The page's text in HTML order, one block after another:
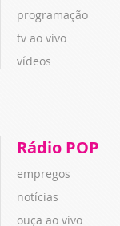
programação
tv ao vivo
vídeos
Rádio POP
empregos
notícias
ouça ao vivo